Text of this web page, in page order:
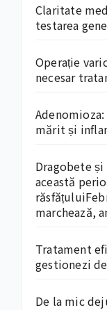
Claritate
testarea
Operație
necesar
mărit și
Dragobete
această
marchează,
Tratament
gestionezi
De la mic